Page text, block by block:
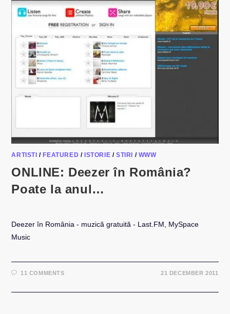
ARTISTI /FEATURED /ISTORIE /STIRI / WWW
ONLINE: Deezer în România?
Poate la anul…
Deezer în România - muzică gratuită - Last.FM, MySpace
Music
11 COMMENTS 21 DECEMBER 2011